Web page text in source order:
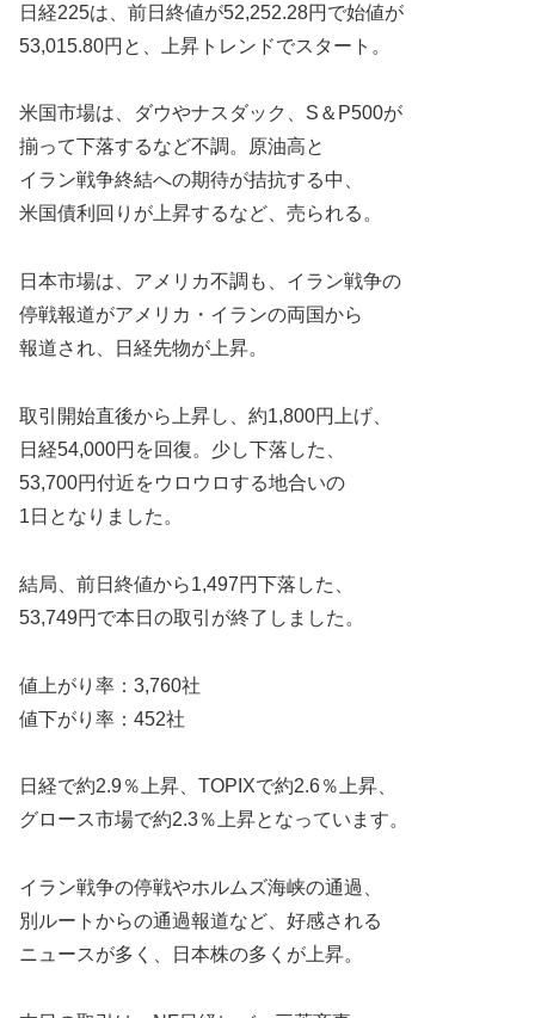
日経225は、前日終値が52,252.28円で始値が
53,015.80円と、上昇トレンドでスタート。
米国市場は、ダウやナスダック、S＆P500が
揃って下落するなど不調。原油高と
イラン戦争終結への期待が拮抗する中、
米国債利回りが上昇するなど、売られる。
日本市場は、アメリカ不調も、イラン戦争の
停戦報道がアメリカ・イランの両国から
報道され、日経先物が上昇。
取引開始直後から上昇し、約1,800円上げ、
日経54,000円を回復。少し下落した、
53,700円付近をウロウロする地合いの
1日となりました。
結局、前日終値から1,497円下落した、
53,749円で本日の取引が終了しました。
値上がり率：3,760社
値下がり率：452社
日経で約2.9％上昇、TOPIXで約2.6％上昇、
グロース市場で約2.3％上昇となっています。
イラン戦争の停戦やホルムズ海峡の通過、
別ルートからの通過報道など、好感される
ニュースが多く、日本株の多くが上昇。